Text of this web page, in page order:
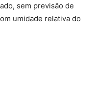
sem previsão de
umidade relativa do